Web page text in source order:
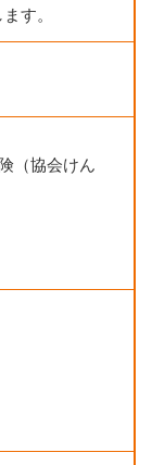
す。
（協会けん